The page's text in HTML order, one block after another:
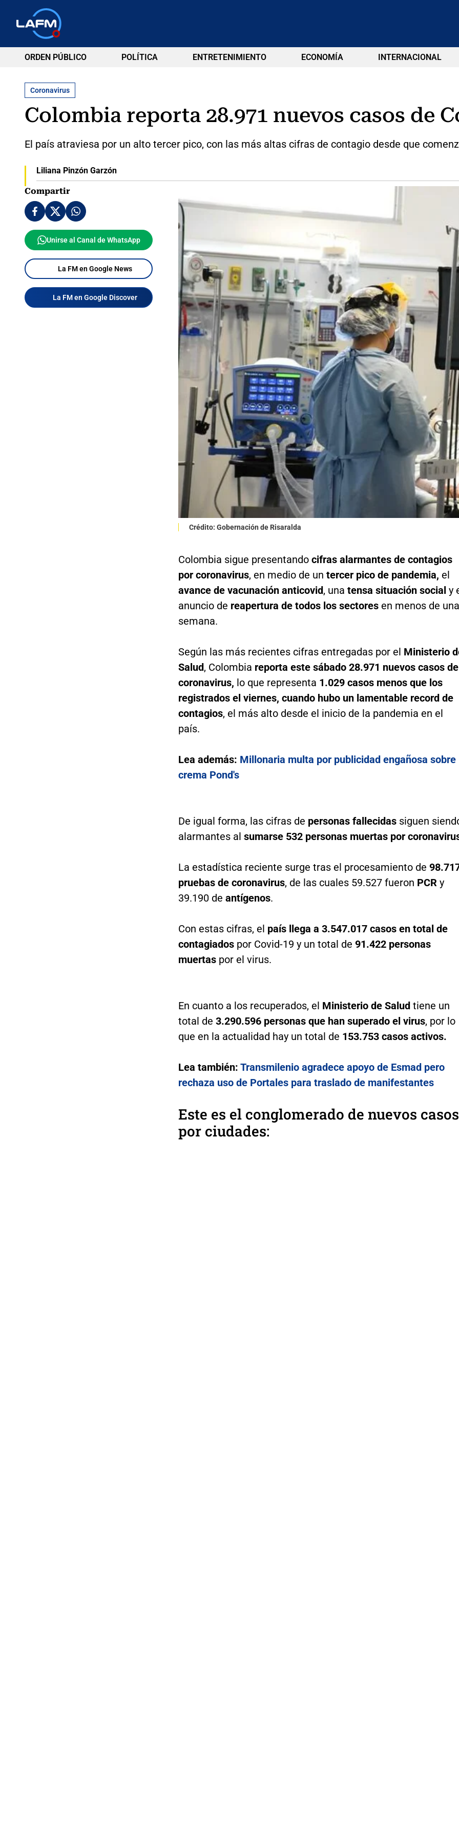
ORDEN PÚBLICO POLÍTICA ENTRETENIMIENTO ECONOMÍA INTERNACIONAL
Coronavirus
Colombia reporta 28.971 nuevos casos de
El país atraviesa por un alto tercer pico, con las más altas cifras de contagio desde que
Liliana Pinzón Garzón
Compartir
Unirse al Canal de WhatsApp
La FM en Google News
La FM en Google Discover
Crédito: Gobernación de Risaralda
Colombia sigue presentando cifras alarmantes de contagios
por coronavirus, en medio de un tercer pico de pandemia, el
avance de vacunación anticovid, una tensa situación social y
anuncio de reapertura de todos los sectoresen menos de una
semana.
Según las más recientes cifras entregadas por el Ministerio
Salud, Colombia reporta este sábado 28.971 nuevos casos de
coronavirus, lo que representa 1.029 casos menos que los
registrados el viernes, cuando hubo un lamentable record de
contagios, el más alto desde el inicio de la pandemia en el
país.
Lea además: Millonaria multa por publicidad engañosa sobre
crema Pond's
De igual forma, las cifras de personas fallecidassiguen
alarmantes al sumarse 532 personas muertas por
La estadística reciente surge tras el procesamiento de
pruebas de coronavirus, de las cuales 59.527 fueron PCR y
39.190 de antígenos.
Con estas cifras, el país llega a 3.547.017 casos en total de
contagiados por Covid-19 y un total de 91.422 personas
muertaspor el virus.
En cuanto a los recuperados, el Ministerio de Saludtiene un
total de 3.290.596 personas que han superado el virus, por lo
que en la actualidad hay un total de 153.753 casos activos.
Lea también: Transmilenio agradece apoyo de Esmad pero
rechaza uso de Portales para traslado de manifestantes
Este es el conglomerado de nuevos casos
por ciudades: